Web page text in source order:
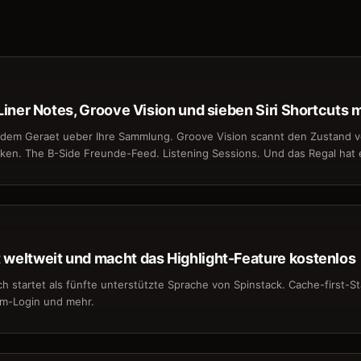
Notes, Groove Vision und sieben Siri Shortcuts
Geraet ueber Ihre Sammlung. Groove Vision scannt den Zustand
The B-Side Freunde-Feed. Listening Sessions. Und das Regal hat
und macht das Highlight-Feature kostenlos
startet als fünfte unterstützte Sprache von Spinstack. Cache-first-
Login und mehr.